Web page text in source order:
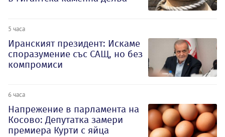
5 часа
Иранският президент: Искаме
споразумение със САЩ, но без
компромиси
6 часа
Напрежение в парламента на
Косово: Депутатка замери
премиера Курти с яйца